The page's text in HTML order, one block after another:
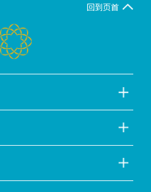
回到页首